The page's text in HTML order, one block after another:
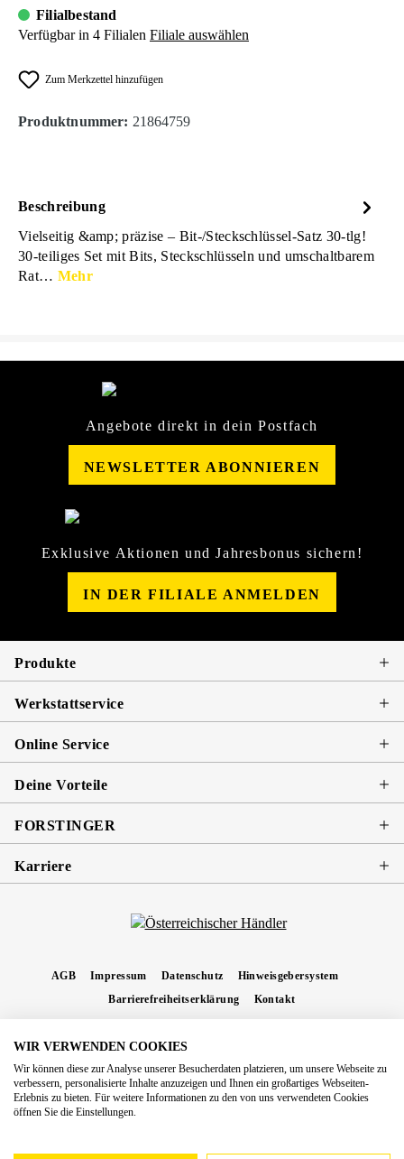
Filialbestand
Verfügbar in 4 Filialen Filiale auswählen
Zum Merkzettel hinzufügen
Produktnummer: 21864759
Beschreibung
Vielseitig &amp; präzise – Bit-/Steckschlüssel-Satz 30-tlg!
30-teiliges Set mit Bits, Steckschlüsseln und umschaltbarem
Rat… Mehr
Angebote direkt in dein Postfach
NEWSLETTER ABONNIEREN
Exklusive Aktionen und Jahresbonus sichern!
IN DER FILIALE ANMELDEN
Produkte
Werkstattservice
Online Service
Deine Vorteile
FORSTINGER
Karriere
AGB Impressum Datenschutz
Hinweisgebersystem
Barrierefreiheitserklärung
Kontakt
Nachnahmegebühren, wenn nicht anders angegeben.
Copyright 2026 Forstinger Österreich GmbH
Königstetter Straße 128 - 134/OG3, 3430 Tulln
WIR VERWENDEN COOKIES
Wir können diese zur Analyse unserer Besucherdaten platzieren, um unsere Webseite zu
verbessern, personalisierte Inhalte anzuzeigen und Ihnen ein großartiges Webseiten-
Erlebnis zu bieten. Für weitere Informationen zu den von uns verwendeten Cookies
öffnen Sie die Einstellungen.